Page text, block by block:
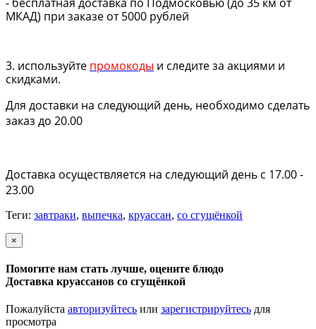
МКАД) при заказе от 5000 рублей
3. используйте промокоды и следите за акциями и
скидками.
Для доставки на следующий день, необходимо сделать
заказ до 20.00
Доставка осуществляется на следующий день с 17.00 -
23.00
Теги: завтраки, выпечка, круассан, со сгущёнкой
×
Помогите нам стать лучше, оцените блюдо
Доставка круассанов со сгущёнкой
Пожалуйста авторизуйтесь или зарегистрируйтесь для
просмотра